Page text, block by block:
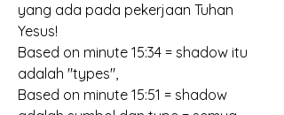
yang ada pada pekerjaan Tuhan
Yesus!
Based on minute 15:34 = shadow itu
adalah "types",
Based on minute 15:51 = shadow